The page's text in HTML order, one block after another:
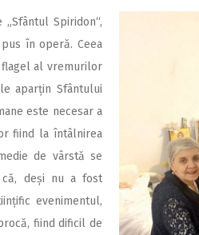
Spiridon“,
în operă. Ceea
flagel al vremurilor
aparțin Sfântului
este necesar a
fiind la întâlnirea
de vârstă se
deși nu a fost
evenimentul,
fiind dificil de